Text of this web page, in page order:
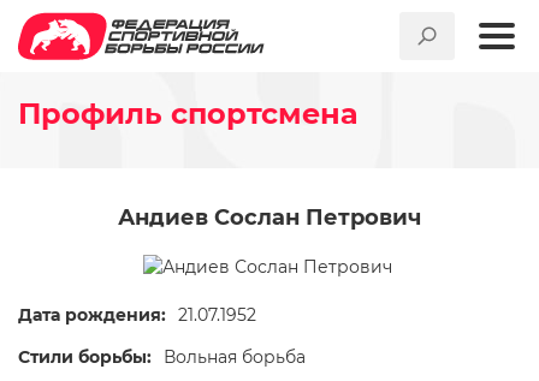
Профиль спортсмена
Андиев Сослан Петрович
Дата рождения: 21.07.1952
Стили борьбы:
Вольная борьба